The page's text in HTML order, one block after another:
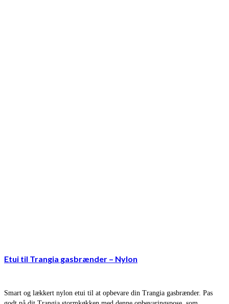
Etui til Trangia gasbrænder – Nylon
Smart og lækkert nylon etui til at opbevare din Trangia gasbrænder. Pas